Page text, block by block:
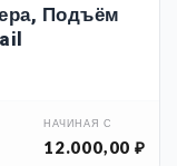
Подъём
НАЧИНАЯ С
12.000,00 ₽